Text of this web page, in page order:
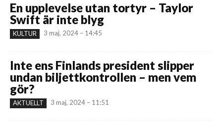
En upplevelse utan tortyr – Taylor
Swift är inte blyg
KULTUR 3 maj, 2024 – 14:45
Inte ens Finlands president slipper
undan biljettkontrollen – men vem
gör?
AKTUELLT 3 maj, 2024 – 11:51